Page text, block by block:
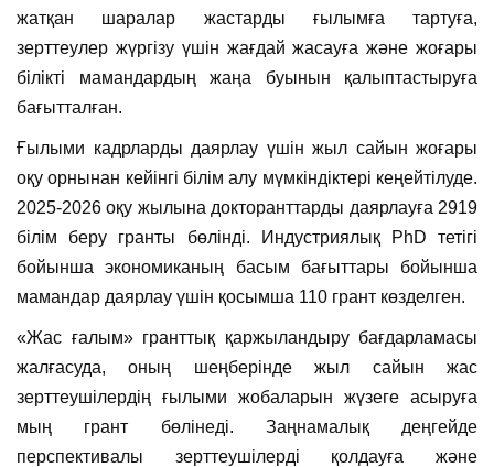
жатқан шаралар жастарды ғылымға тартуға,
зерттеулер жүргізу үшін жағдай жасауға және жоғары
білікті мамандардың жаңа буынын қалыптастыруға
бағытталған.
Ғылыми кадрларды даярлау үшін жыл сайын жоғары
оқу орнынан кейінгі білім алу мүмкіндіктері кеңейтілуде.
2025-2026 оқу жылына докторанттарды даярлауға 2919
білім беру гранты бөлінді. Индустриялық PhD тетігі
бойынша экономиканың басым бағыттары бойынша
мамандар даярлау үшін қосымша 110 грант көзделген.
«Жас ғалым» гранттық қаржыландыру бағдарламасы
жалғасуда, оның шеңберінде жыл сайын жас
зерттеушілердің ғылыми жобаларын жүзеге асыруға
мың грант бөлінеді. Заңнамалық деңгейде
перспективалы зерттеушілерді қолдауға және